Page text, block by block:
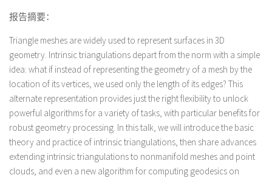
报告摘要：
Triangle meshes are widely used to represent surfaces in 3D
geometry. Intrinsic triangulations depart from the norm with a simple
idea: what if instead of representing the geometry of a mesh by the
location of its vertices, we used only the length of its edges? This
alternate representation provides just the right flexibility to unlock
powerful algorithms for a variety of tasks, with particular benefits for
robust geometry processing. In this talk, we will introduce the basic
theory and practice of intrinsic triangulations, then share advances
extending intrinsic triangulations to nonmanifold meshes and point
clouds, and even a new algorithm for computing geodesics on